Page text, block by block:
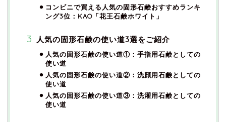
コンビニで買える人気の固形石鹸おすすめランキ
ング3位：KAO「花王石鹸ホワイト」
人気の固形石鹸の使い道3選をご紹介
人気の固形石鹸の使い道①：手指用石鹸としての
使い道
人気の固形石鹸の使い道②：洗顔用石鹸としての
使い道
人気の固形石鹸の使い道③：洗濯用石鹸としての
使い道